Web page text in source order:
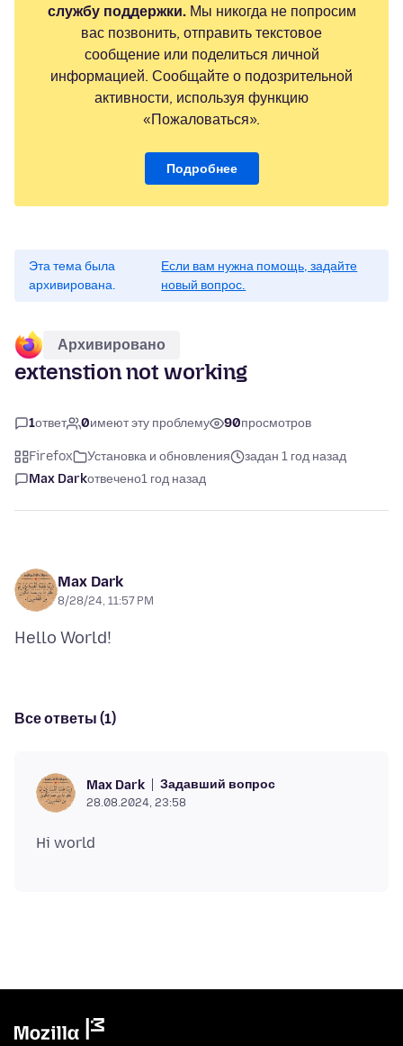
службу поддержки.Мы никогда не попросим
вас позвонить, отправить текстовое
сообщение или поделиться личной
информацией. Сообщайте о подозрительной
активности, используя функцию
«Пожаловаться».
Подробнее
Эта тема была
архивирована.
Если вам нужна помощь, задайте
новый вопрос.
Архивировано
extenstion not working
1ответ 0имеют эту проблему 90просмотров
Firefox Установка и обновления
задан 1 год назад
Max Darkотвечено1 год назад
Max Dark
8/28/24, 11:57 PM
Все ответы (1)
Max Dark Задавший вопрос
28.08.2024, 23:58